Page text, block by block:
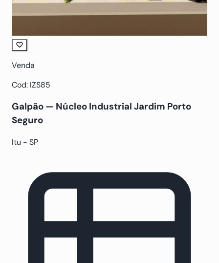
Venda
Cod: IZS85
Galpão — Núcleo Industrial Jardim Porto
Seguro
Itu - SP